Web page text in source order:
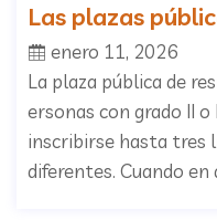
Las plazas
enero 11, 2026
La plaza pública de
ersonas con grado II o
inscribirse hasta tres
diferentes. Cuando